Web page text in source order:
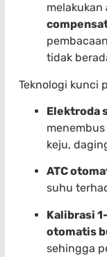
melakukan
tidak
Teknologi kunci
Elektroda
keju,
ATC
suhu
Kalibrasi
otomatis
sehingga